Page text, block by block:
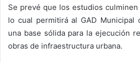
Se prevé que los estudios culminen
lo cual permitirá al GAD Municipal
una base sólida para la ejecución
obras de infraestructura urbana.